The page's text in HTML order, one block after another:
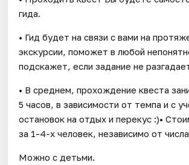
гида.
• Гид будет на связи с вами на
экскурсии, поможет в любой
подскажет, если задание не
• В среднем, прохождение квеста
5 часов, в зависимости от темпа и с
остановок на отдых и перекус :)•
за 1-4-х человек, независимо от
Можно с детьми.